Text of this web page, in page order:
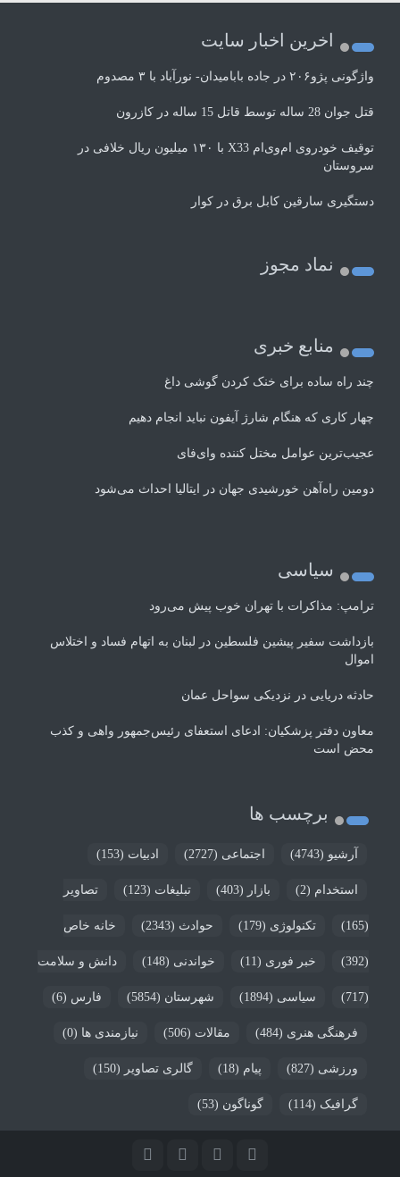
اخرین اخبار سایت
واژگونی پژو۲۰۶ در جاده بابامیدان- نورآباد با ۳ مصدوم
قتل جوان 28 ساله توسط قاتل 15 ساله در کازرون
توقیف خودروی ام‌وی‌ام X33 با ۱۳۰ میلیون ریال خلافی در
سروستان
دستگیری سارقین کابل برق در کوار
نماد مجوز
منابع خبری
چند راه‌ ساده برای خنک کردن گوشی داغ
چهار کاری که هنگام شارژ آیفون نباید انجام دهیم
عجیب‌ترین عوامل مختل کننده وای‌فای
دومین راه‌آهن خورشیدی جهان در ایتالیا احداث می‌شود
سیاسی
ترامپ: مذاکرات با تهران خوب پیش می‌رود
بازداشت سفیر پیشین فلسطین در لبنان به اتهام فساد و اختلاس
اموال
حادثه دریایی در نزدیکی سواحل عمان
معاون دفتر پزشکیان: ادعای استعفای رئیس‌جمهور واهی و کذب
محض است
برچسب ها
آرشیو (4743) اجتماعی (2727) ادبیات (153)
استخدام (2) بازار (403) تبلیغات (123) تصاویر
(165) تکنولوژی (179) حوادث (2343) خانه خاص
(392) خبر فوری (11) خواندنی (148) دانش و سلامت
(717) سیاسی (1894) شهرستان (5854) فارس (6)
فرهنگی هنری (484) مقالات (506) نیازمندی ها (0)
ورزشی (827) پیام (18) گالری تصاویر (150)
گرافیک (114) گوناگون (53)